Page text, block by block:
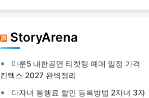
StoryArena
마룬5 내한공연 티켓팅 예매 일정 가격
킨텍스 2027 완벽정리
다자녀 통행료 할인 등록방법 2자녀 3자